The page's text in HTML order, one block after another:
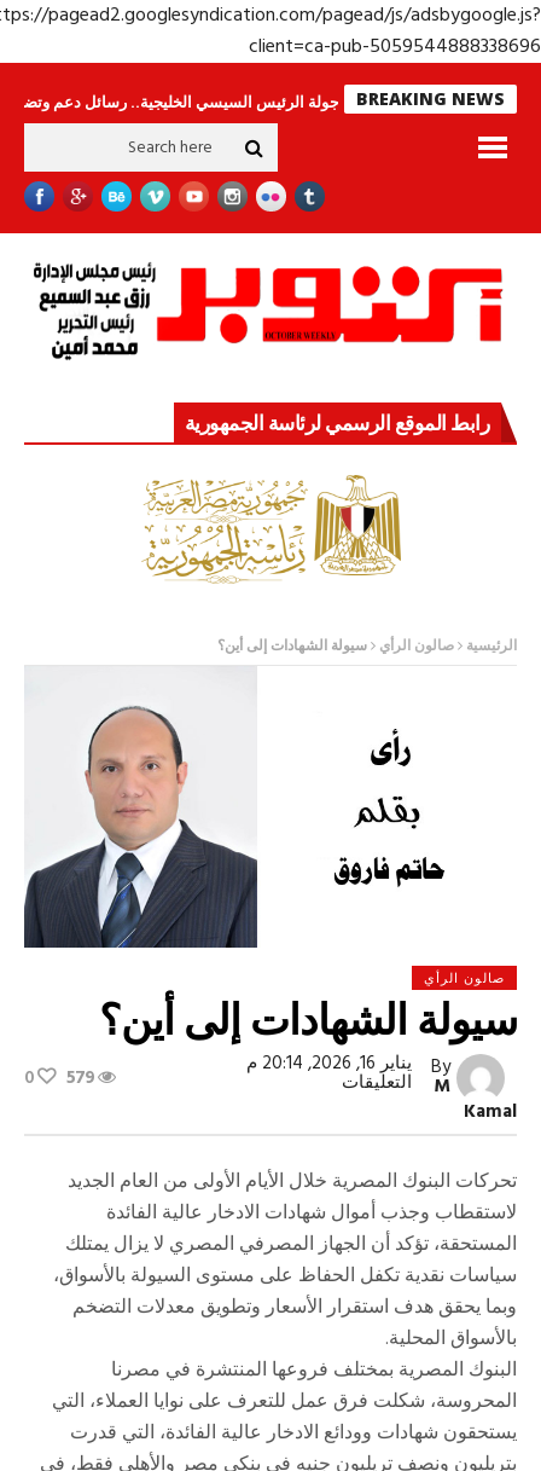
https://pagead2.googlesyndication.com/pagead/js/
client=ca-pub-
BREAKING NEWS
لا ينامون جولة الرئيس السيسي الخليجية.. رسائل دعم وتضامن للأشقاء
رابط الموقع الرسمي لرئاسة الجمهورية
الرئيسية صالون الرأي سيولة الشهادات إلى أين؟
صالون الرأي
سيولة الشهادات إلى أين؟
By
M
Kamal
يناير 16, 2026, 20:14 م
التعليقاتعلى
إلى
مغلقة
579
0
تحركات البنوك المصرية خلال الأيام الأولى من العام الجديد
لاستقطاب وجذب أموال شهادات الادخار عالية الفائدة
المستحقة، تؤكد أن الجهاز المصرفي المصري لا يزال يمتلك
سياسات نقدية تكفل الحفاظ على مستوى السيولة بالأسواق،
وبما يحقق هدف استقرار الأسعار وتطويق معدلات التضخم
بالأسواق المحلية.
البنوك المصرية بمختلف فروعها المنتشرة في مصرنا
المحروسة، شكلت فرق عمل للتعرف على نوايا العملاء، التي
يستحقون شهادات وودائع الادخار عالية الفائدة، التي قدرت